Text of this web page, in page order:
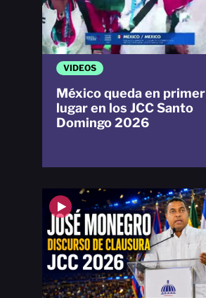
VIDEOS
México queda en primer
lugar en los JCC Santo
Domingo 2026